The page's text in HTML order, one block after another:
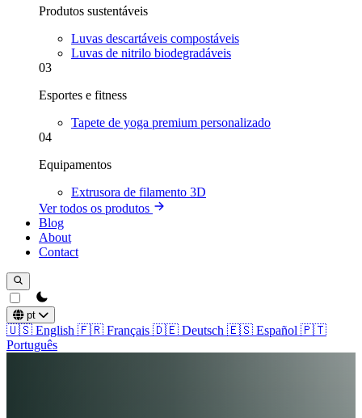
Produtos sustentáveis
Luvas descartáveis compostáveis
Luvas de nitrilo biodegradáveis
03
Esportes e fitness
Tapete de yoga premium personalizado
04
Equipamentos
Extrusora de filamento 3D
Ver todos os produtos
Blog
About
Contact
theme switcher
pt
🇺🇸 English 🇫🇷 Français 🇩🇪 Deutsch 🇪🇸 Español 🇵🇹
Português